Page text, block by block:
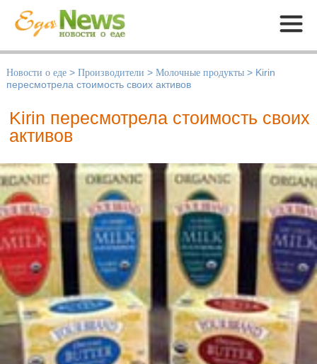
Меню
Новости о еде > Производители > Молочные продукты > Kirin
пересмотрела стоимость своих активов
Kirin пересмотрела стоимость своих
активов